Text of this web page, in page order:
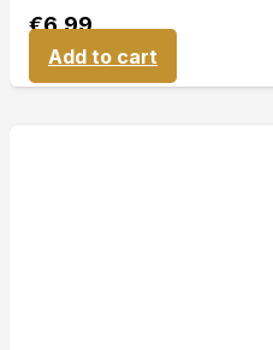
€6,99
Add to cart